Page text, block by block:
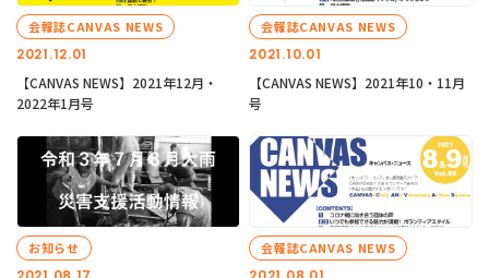
2021.12.01
会報誌CANVAS NEWS
【CANVAS NEWS】2021年12月・
2022年1月号
2021.10.01
会報誌CANVAS NEWS
【CANVAS NEWS】2021年10・11月
号
お知らせ 会報誌CANVAS NEWS